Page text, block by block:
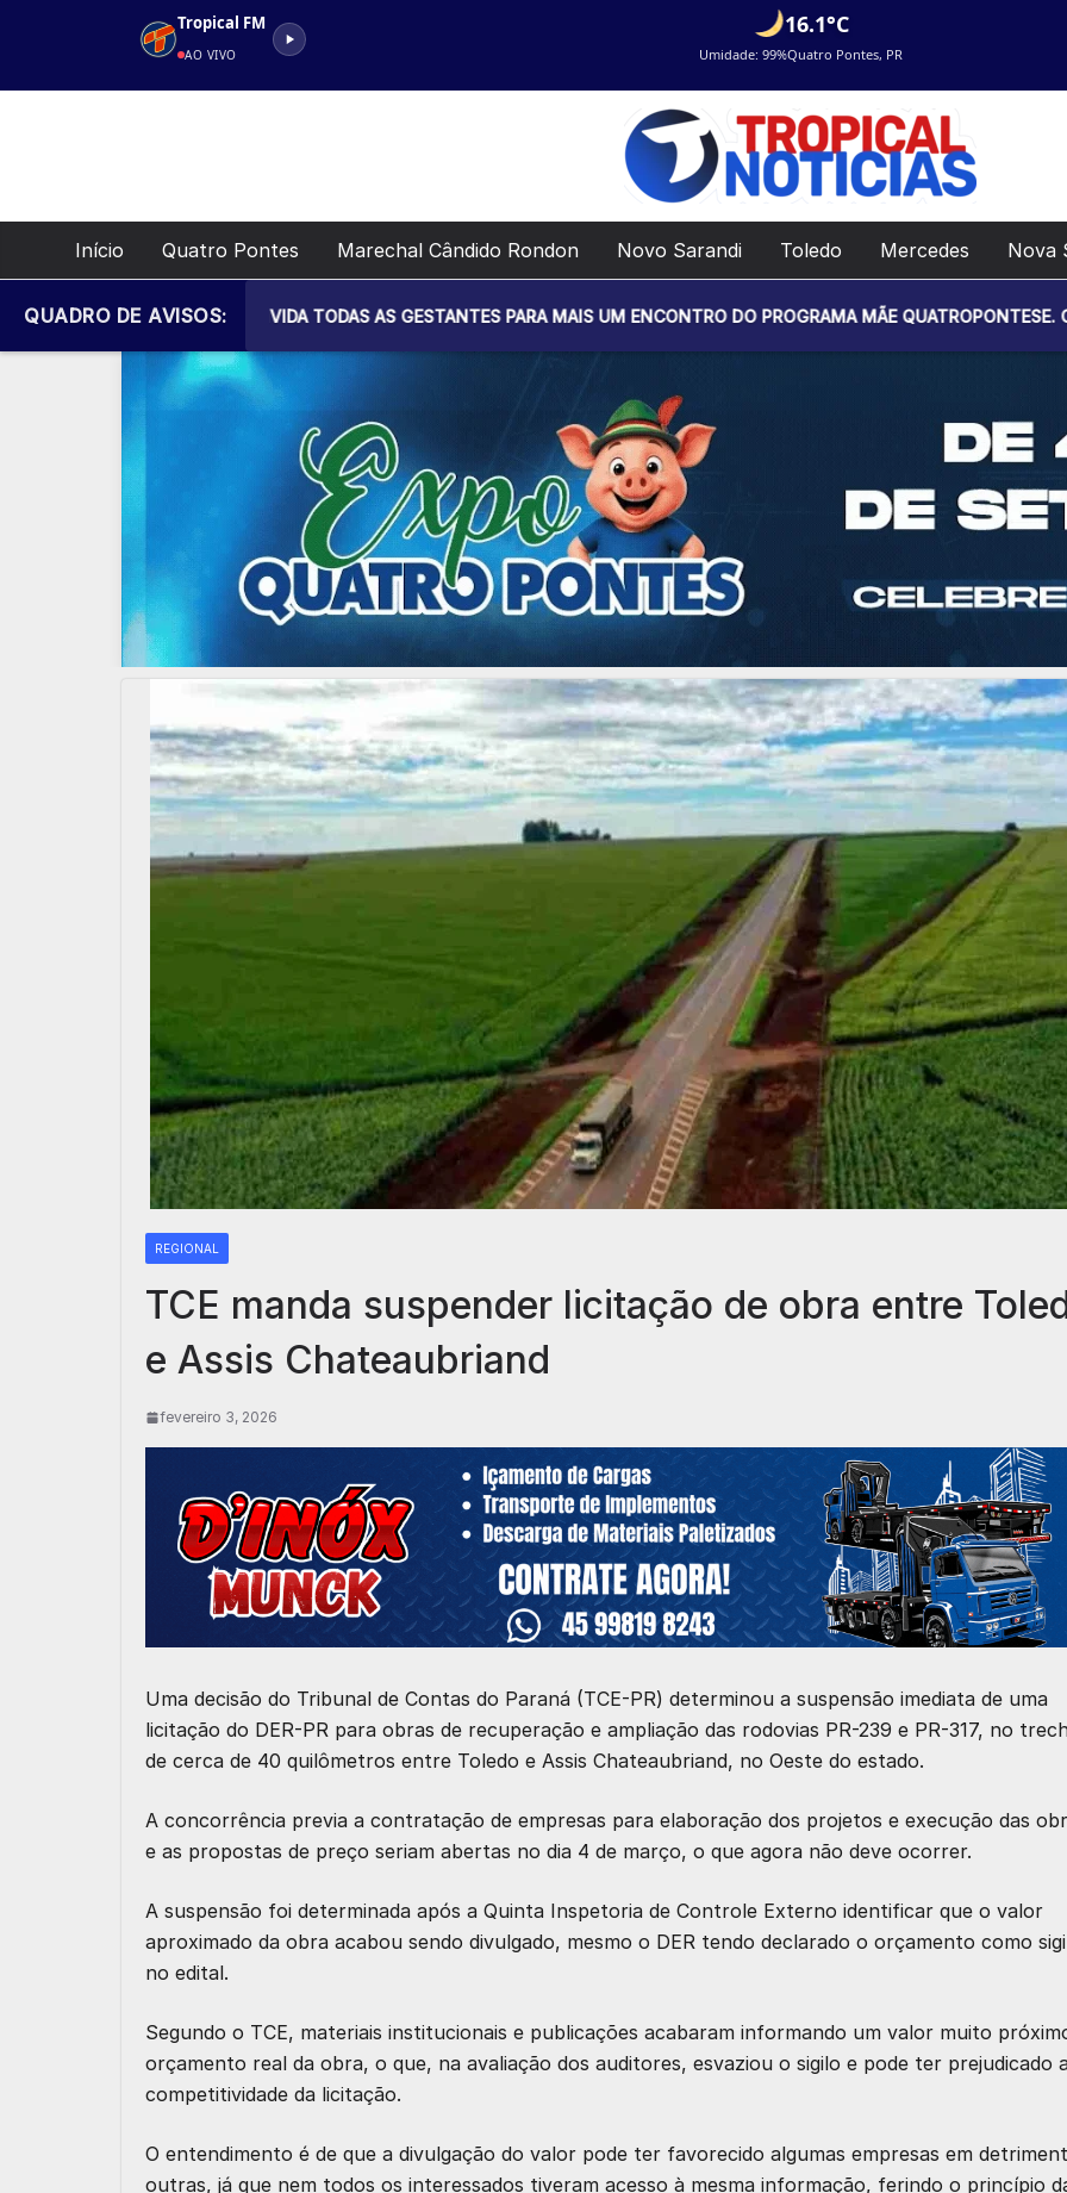
Tropical FM
AO VIVO
16.1°C
Umidade: 99%Quatro Pontes, PR
Início Quatro Pontes Marechal Cândido Rondon Novo Sarandi Toledo Mercedes Nova
QUADRO DE AVISOS:
DE SAÚDE CONVIDA TODAS AS GESTANTES PARA MAIS UM ENCONTRO DO PROGRAMA MÃE QUATROPONTESE. O EVENTO
REGIONAL
TCE manda suspender licitação de obra entre
e Assis Chateaubriand
fevereiro 3, 2026
Uma decisão do Tribunal de Contas do Paraná (TCE-PR) determinou a suspensão imediata de uma
licitação do DER-PR para obras de recuperação e ampliação das rodovias PR-239 e PR-317, no
de cerca de 40 quilômetros entre Toledo e Assis Chateaubriand, no Oeste do estado.
A concorrência previa a contratação de empresas para elaboração dos projetos e execução das
e as propostas de preço seriam abertas no dia 4 de março, o que agora não deve ocorrer.
A suspensão foi determinada após a Quinta Inspetoria de Controle Externo identificar que o valor
aproximado da obra acabou sendo divulgado, mesmo o DER tendo declarado o orçamento como
no edital.
Segundo o TCE, materiais institucionais e publicações acabaram informando um valor muito
orçamento real da obra, o que, na avaliação dos auditores, esvaziou o sigilo e pode ter prejudicado
competitividade da licitação.
O entendimento é de que a divulgação do valor pode ter favorecido algumas empresas em
outras, já que nem todos os interessados tiveram acesso à mesma informação, ferindo o princípio